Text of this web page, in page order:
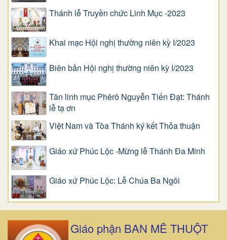
Thánh lễ Truyền chức Linh Mục -2023
Khai mạc Hội nghị thường niên kỳ I/2023
Biên bản Hội nghị thường niên kỳ I/2023
Tân linh mục Phêrô Nguyễn Tiến Đạt: Thánh
lễ tạ ơn
Việt Nam và Tòa Thánh ký kết Thỏa thuận
Giáo xứ Phúc Lộc -Mừng lễ Thánh Đa Minh
Giáo xứ Phúc Lộc: Lễ Chúa Ba Ngôi
Giáo phận BAN MÊ THUỘT